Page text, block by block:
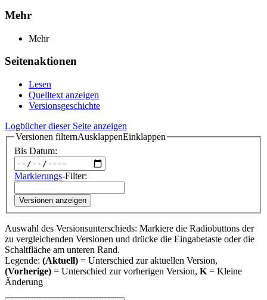
Mehr
Mehr
Seitenaktionen
Lesen
Quelltext anzeigen
Versionsgeschichte
Logbücher dieser Seite anzeigen
Versionen filternAusklappenEinklappen
Bis Datum:
Markierungs-Filter:
Versionen anzeigen
Auswahl des Versionsunterschieds: Markiere die Radiobuttons der
zu vergleichenden Versionen und drücke die Eingabetaste oder die
Schaltfläche am unteren Rand.
Legende: (Aktuell) = Unterschied zur aktuellen Version,
(Vorherige) = Unterschied zur vorherigen Version, K = Kleine
Änderung